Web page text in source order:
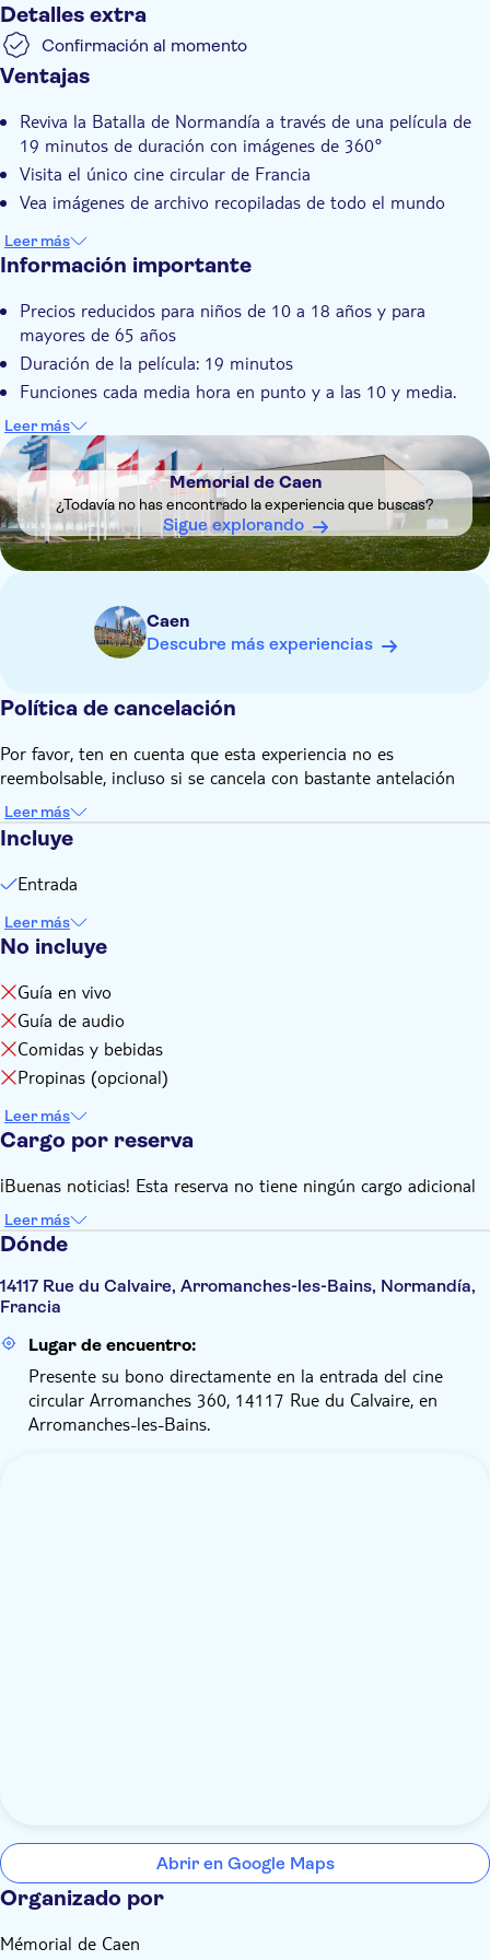
Detalles extra
Confirmación al momento
Ventajas
Reviva la Batalla de Normandía a través de una película de
19 minutos de duración con imágenes de 360°
Visita el único cine circular de Francia
Vea imágenes de archivo recopiladas de todo el mundo
Leer más
Información importante
Precios reducidos para niños de 10 a 18 años y para
mayores de 65 años
Duración de la película: 19 minutos
Funciones cada media hora en punto y a las 10 y media.
Después de ver la película, podrá admirar la vista
panorámica y obtener información mientras explora la
tienda Arromanches 360. Cuenta con alrededor de 3000
artículos: libros, cintas de vídeo, maquetas, gadgets,
recuerdos, etc.
Leer más
DSA1Memorial de Caen
Memorial de Caen
¿Todavía no has encontrado la experiencia que buscas?
Sigue explorando
Caen
Descubre más experiencias
Política de cancelación
Por favor, ten en cuenta que esta experiencia no es
reembolsable, incluso si se cancela con bastante antelación
Leer más
Incluye
Entrada
Leer más
No incluye
Guía en vivo
Guía de audio
Comidas y bebidas
Propinas (opcional)
Leer más
Cargo por reserva
¡Buenas noticias! Esta reserva no tiene ningún cargo adicional
Leer más
Dónde
14117 Rue du Calvaire, Arromanches-les-Bains, Normandía,
Francia
Lugar de encuentro:
Presente su bono directamente en la entrada del cine
circular Arromanches 360, 14117 Rue du Calvaire, en
Arromanches-les-Bains.
Abrir en Google Maps
Organizado por
Mémorial de Caen